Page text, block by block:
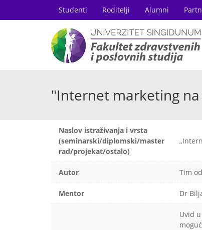
Studenti Roditelji Alumni
"Internet marketing
Naslov istraživanja i vrsta
(seminarski/diplomski/master
rad/projekat/ostalo)
Autor Tim
Mentor Dr
Uvid